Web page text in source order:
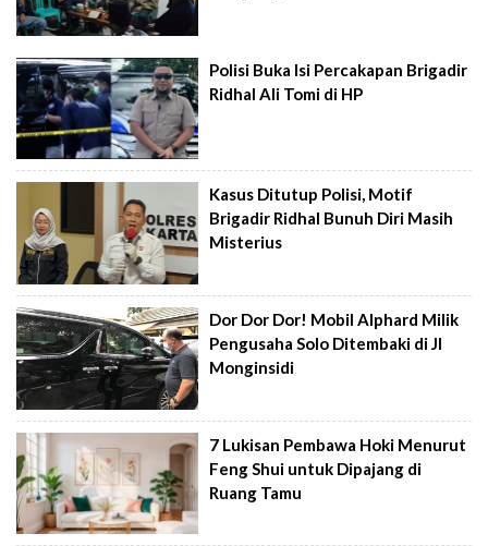
Polisi Buka Isi Percakapan Brigadir
Ridhal Ali Tomi di HP
Kasus Ditutup Polisi, Motif
Brigadir Ridhal Bunuh Diri Masih
Misterius
Dor Dor Dor! Mobil Alphard Milik
Pengusaha Solo Ditembaki di Jl
Monginsidi
7 Lukisan Pembawa Hoki Menurut
Feng Shui untuk Dipajang di
Ruang Tamu